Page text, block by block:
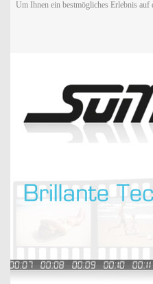
Um Ihnen ein bestmögliches Erlebnis